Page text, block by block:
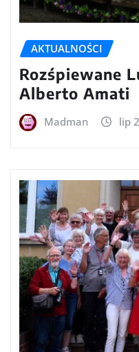
AKTUALNOŚCI
Rozśpiewane
Alberto Amati
Madman lip